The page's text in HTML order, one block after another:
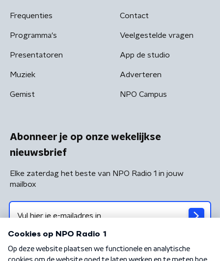
Frequenties
Programma's
Presentatoren
Muziek
Gemist
Contact
Veelgestelde vragen
App de studio
Adverteren
NPO Campus
Abonneer je op onze wekelijkse
nieuwsbrief
Elke zaterdag het beste van NPO Radio 1 in jouw
mailbox